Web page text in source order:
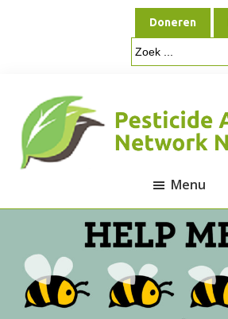
Doneren
Zoek
naar:
Pesticide
Action
Menu